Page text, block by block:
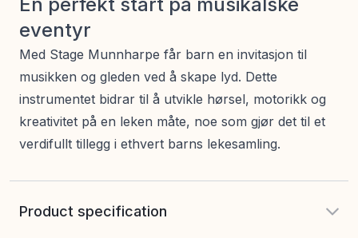
eventyr
Med Stage Munnharpe får barn en invitasjon til
musikken og gleden ved å skape lyd. Dette
instrumentet bidrar til å utvikle hørsel, motorikk og
kreativitet på en leken måte, noe som gjør det til et
verdifullt tillegg i ethvert barns lekesamling.
Product specification